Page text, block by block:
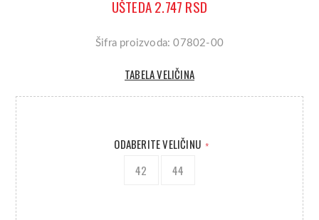
UŠTEDA 2.747 RSD
Šifra proizvoda: 07802-00
TABELA VELIČINA
ODABERITE VELIČINU *
42 44